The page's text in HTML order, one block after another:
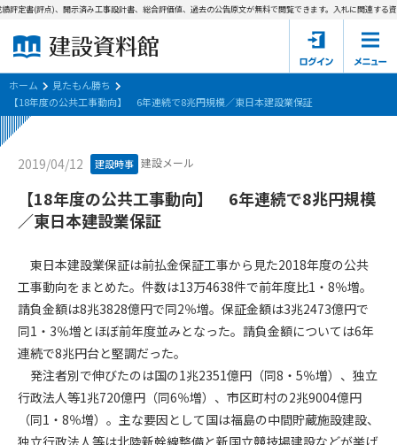
建設資料館とは
東京都の入札資料
国土交通省の入札資料
見たもん勝ち
会員登録について
サポーター会員一覧
会社概要
会員規約
定書(評点)、開示済み工事設計書、総合評価値、過去の公告原文が無料で閲覧できます。入札に関連する資
ホーム
見たもん勝ち
【18年度の公共工事動向】 6年連続で8兆円規模／東日本建設業保証
2019/04/12 建設時事 建設メール
【18年度の公共工事動向】 6年連続で8兆円規模
／東日本建設業保証
東日本建設業保証は前払金保証工事から見た2018年度の公共
工事動向をまとめた。件数は13万4638件で前年度比1・8％増。
請負金額は8兆3828億円で同2％増。保証金額は3兆2473億円で
同1・3％増とほぼ前年度並みとなった。請負金額については6年
連続で8兆円台と堅調だった。
発注者別で伸びたのは国の1兆2351億円（同8・5％増）、独立
行政法人等1兆720億円（同6％増）、市区町村の2兆9004億円
（同1・8％増）。主な要因として国は福島の中間貯蔵施設建設、
独立行政法人等は北陸新幹線整備と新国立競技場建設などが挙げ
第1条（規約の目的）
1. 本規約は、建設資料館が提供するサポーター会あ本員、無料
会員サービスの利用条件等について定めるものです。
2. 管理者が建設資料館WEB上で随時掲載するルールは本規約の
一部を構成するものとします。
第2条（規約の変更）
本規約は、会員の了承を得ることなく、随時変更されることが
あります。変更内容は、建設資料館WEB上に表示した時点で直
ちに全ての会員が了承したものとみなします。
第4条（会員審査および資格の取り消し）